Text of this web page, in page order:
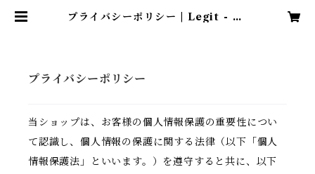
プライバシーポリシー | Legit - Sp
プライバシーポリシー
当ショップは、お客様の個人情報保護の重要性につい
て認識し、個人情報の保護に関する法律（以下「個人
情報保護法」といいます。）を遵守すると共に、以下